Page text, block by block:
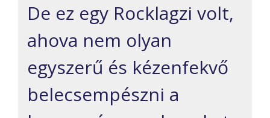
De ez egy Rocklagzi volt,
ahova nem olyan
egyszerű és kézenfekvő
belecsempészni a